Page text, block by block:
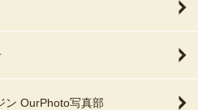
ン OurPhoto写真部